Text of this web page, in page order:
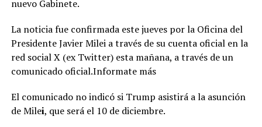
nuevo Gabinete.
La noticia fue confirmada este jueves por la Oficina del
Presidente Javier Milei a través de su cuenta oficial en la
red social X (ex Twitter) esta mañana, a través de un
comunicado oficial.Informate más
El comunicado no indicó si Trump asistirá a la asunción
de Milei, que será el 10 de diciembre.